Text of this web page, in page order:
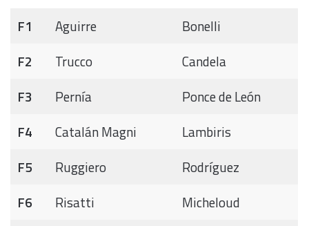
F1 Aguirre
Bonelli
F2
Trucco
Candela
F3
Pernía
Ponce de León
F4
Catalán Magni
Lambiris
F5
Ruggiero
Rodríguez
F6
Risatti
Micheloud